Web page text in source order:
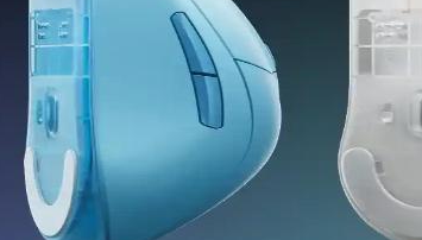
nasıl artırıyor, detaylar burada.
verimli kullanım sağlar.
oyuncu faresini seçin.